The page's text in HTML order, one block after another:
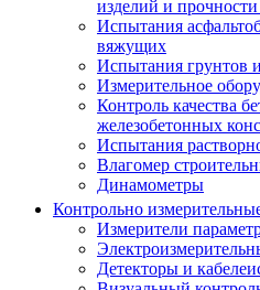
изделий и
Испытания
вяжущих
Испытания грунтов
Измерительное
Контроль качества
железобетонных
Испытания
Влагомер
Динамометры
Контрольно
Измерители
Детекторы и